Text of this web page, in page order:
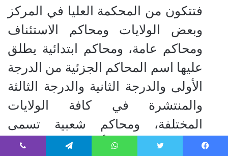
فتتكون من المحكمة العليا في المركز
وبعض الولايات ومحاكم الاستئناف
ومحاكم عامة، ومحاكم ابتدائية يطلق
عليها اسم المحاكم الجزئية من الدرجة
الأولى والدرجة الثانية والدرجة الثالثة
والمنتشرة في كافة الولايات
المختلفة، ومحاكم شعبية تسمى
محاكم بالمدن والأرياف تضم زعماء